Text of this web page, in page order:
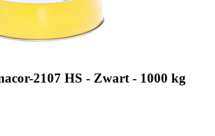
2107 HS - Zwart - 1000 kg